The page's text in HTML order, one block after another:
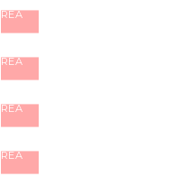
REA
REA
REA
REA